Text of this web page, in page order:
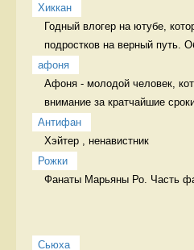
Хиккан
Годный влогер на ютубе,
подростков на верный путь.
афоня
Афоня - молодой человек,
внимание за кратчайшие
Антифан
Хэйтер , ненавистник
Рожки
Фанаты Марьяны Ро. Часть
Сьюха